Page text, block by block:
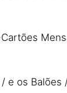
e os Balões